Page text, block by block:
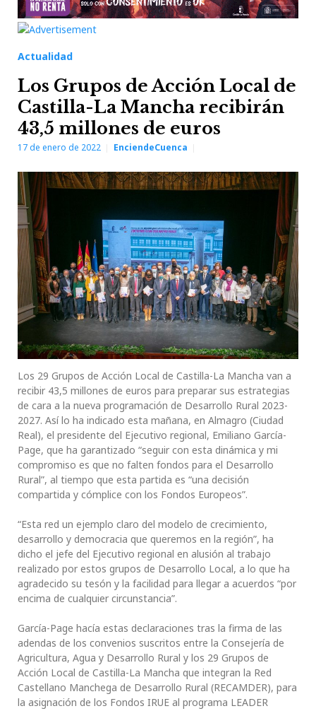
Actualidad
Los Grupos de Acción Local de
Castilla-La Mancha recibirán
43,5 millones de euros
17 de enero de 2022 EnciendeCuenca
Los 29 Grupos de Acción Local de Castilla-La Mancha van a
recibir 43,5 millones de euros para preparar sus estrategias
de cara a la nueva programación de Desarrollo Rural 2023-
2027. Así lo ha indicado esta mañana, en Almagro (Ciudad
Real), el presidente del Ejecutivo regional, Emiliano García-
Page, que ha garantizado “seguir con esta dinámica y mi
compromiso es que no falten fondos para el Desarrollo
Rural”, al tiempo que esta partida es “una decisión
compartida y cómplice con los Fondos Europeos”.
“Esta red un ejemplo claro del modelo de crecimiento,
desarrollo y democracia que queremos en la región”, ha
dicho el jefe del Ejecutivo regional en alusión al trabajo
realizado por estos grupos de Desarrollo Local, a lo que ha
agradecido su tesón y la facilidad para llegar a acuerdos “por
encima de cualquier circunstancia”.
García-Page hacía estas declaraciones tras la firma de las
adendas de los convenios suscritos entre la Consejería de
Agricultura, Agua y Desarrollo Rural y los 29 Grupos de
Acción Local de Castilla-La Mancha que integran la Red
Castellano Manchega de Desarrollo Rural (RECAMDER), para
la asignación de los Fondos IRUE al programa LEADER